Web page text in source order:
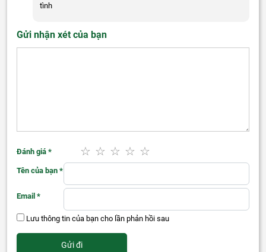
tình
Gửi nhận xét của bạn
Đánh giá *
Tên của bạn *
Email *
Lưu thông tin của bạn cho lần phản hồi sau